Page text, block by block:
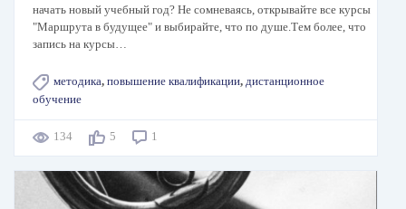
начать новый учебный год? Не сомневаясь, открывайте все курсы
"Маршрута в будущее" и выбирайте, что по душе.Тем более, что
запись на курсы…
методика, повышение квалификации, дистанционное
обучение
134 5 1